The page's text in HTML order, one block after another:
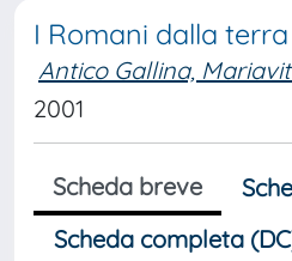
I Romani dalla
Antico Gallina,
2001
Scheda breve
Scheda completa